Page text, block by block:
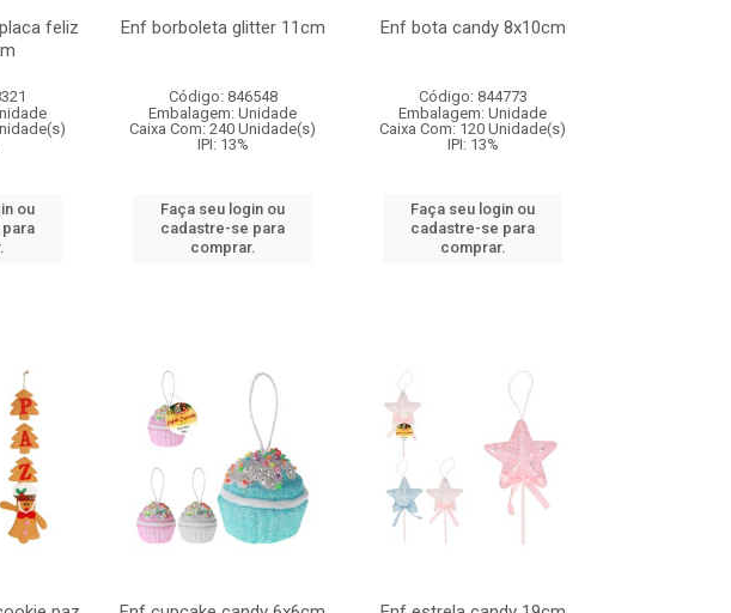
feliz
ou
Enf borboleta glitter 11cm
Código: 846548
Embalagem: Unidade
Caixa Com: 240 Unidade(s)
IPI: 13%
Faça seu login ou
cadastre-se para
comprar.
Enf bota candy 8x10cm
Código: 844773
Embalagem: Unidade
Caixa Com: 120 Unidade(s)
IPI: 13%
Faça seu login ou
cadastre-se para
comprar.